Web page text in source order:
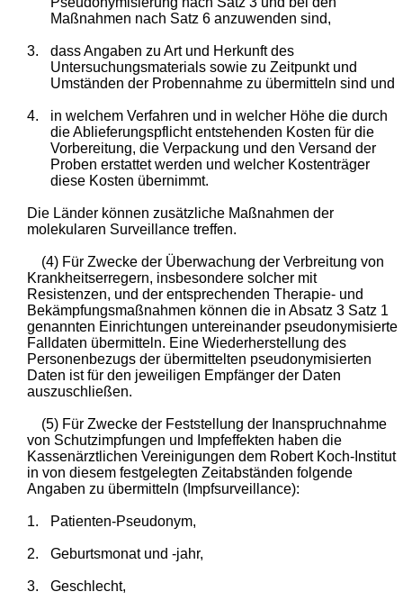
Maßnahmen nach Satz 6 anzuwenden sind,
3.
dass Angaben zu Art und Herkunft des
Untersuchungsmaterials sowie zu Zeitpunkt und
Umständen der Probennahme zu übermitteln sind und
4.
in welchem Verfahren und in welcher Höhe die durch
die Ablieferungspflicht entstehenden Kosten für die
Vorbereitung, die Verpackung und den Versand der
Proben erstattet werden und welcher Kostenträger
diese Kosten übernimmt.
Die Länder können zusätzliche Maßnahmen der
molekularen Surveillance treffen.
(4) Für Zwecke der Überwachung der Verbreitung von
Krankheitserregern, insbesondere solcher mit
Resistenzen, und der entsprechenden Therapie- und
Bekämpfungsmaßnahmen können die in Absatz 3 Satz 1
genannten Einrichtungen untereinander pseudonymisierte
Falldaten übermitteln. Eine Wiederherstellung des
Personenbezugs der übermittelten pseudonymisierten
Daten ist für den jeweiligen Empfänger der Daten
auszuschließen.
(5) Für Zwecke der Feststellung der Inanspruchnahme
von Schutzimpfungen und Impfeffekten haben die
Kassenärztlichen Vereinigungen dem Robert Koch-Institut
in von diesem festgelegten Zeitabständen folgende
Angaben zu übermitteln (Impfsurveillance):
1. Patienten-Pseudonym,
2. Geburtsmonat und -jahr,
3. Geschlecht,